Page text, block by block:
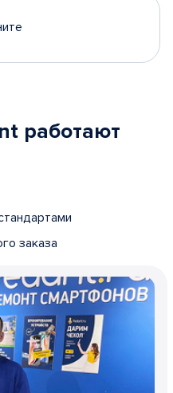
работают
заказа